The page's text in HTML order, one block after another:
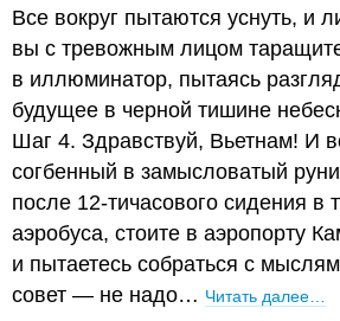
Все вокруг пытаются уснуть, и
вы с тревожным лицом
в иллюминатор, пытаясь
будущее в черной тишине
Шаг 4. Здравствуй, Вьетнам! И
согбенный в замысловатый
после 12-тичасового сидения в
аэробуса, стоите в аэропорту
и пытаетесь собраться с
совет — не надо… Читать далее…